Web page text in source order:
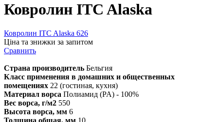
Ковролин ITC Alaska
Ковролин ITC Alaska 626
Ціна та знижки за запитом
Сравнить
Страна производитель Бельгия
Класс применения в домашних и общественных
помещениях 22 (гостиная, кухня)
Материал ворса Полиамид (PA) - 100%
Вес ворса, г/м2 550
Высота ворса, мм 6
Толщина общая, мм 10